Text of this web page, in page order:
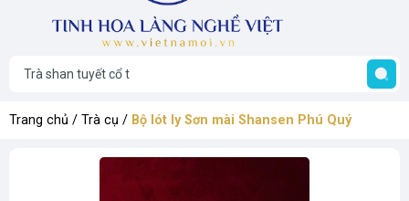
Trang chủ / Trà cụ / Bộ lót ly Sơn mài Shansen Phú Quý